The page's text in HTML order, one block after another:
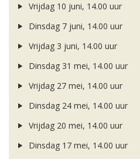
Vrijdag 10 juni, 14.00 uur
Dinsdag 7 juni, 14.00 uur
Vrijdag 3 juni, 14.00 uur
Dinsdag 31 mei, 14.00 uur
Vrijdag 27 mei, 14.00 uur
Dinsdag 24 mei, 14.00 uur
Vrijdag 20 mei, 14.00 uur
Dinsdag 17 mei, 14.00 uur